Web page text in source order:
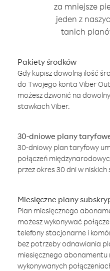
za mniejsze
jeden z
tanich
Pakiety środków
Gdy kupisz dowolną ilość
do Twojego konta Viber
możesz dzwonić na
stawkach Viber.
30-dniowe plany
30-dniowy plan taryfowy
połączeń
przez okres 30 dni w
Miesięczne plany
Plan miesięcznego
możesz wykonywać
telefony stacjonarne i
bez potrzeby odnawiania
miesięcznego abonamentu
wykonywanych